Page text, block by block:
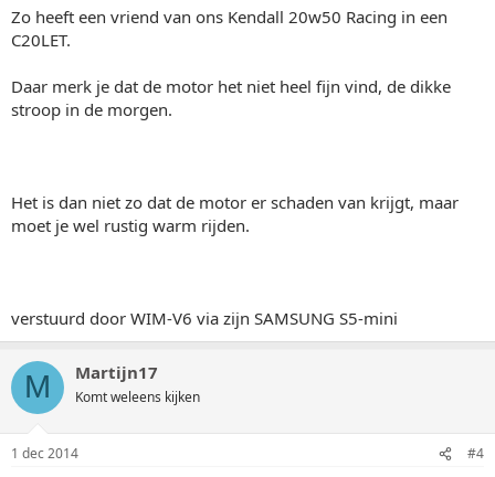
Zo heeft een vriend van ons Kendall 20w50 Racing in een
C20LET.
Daar merk je dat de motor het niet heel fijn vind, de dikke
stroop in de morgen.
Het is dan niet zo dat de motor er schaden van krijgt, maar
moet je wel rustig warm rijden.
verstuurd door WIM-V6 via zijn SAMSUNG S5-mini
M Martijn17
Komt weleens kijken
1 dec 2014 #4